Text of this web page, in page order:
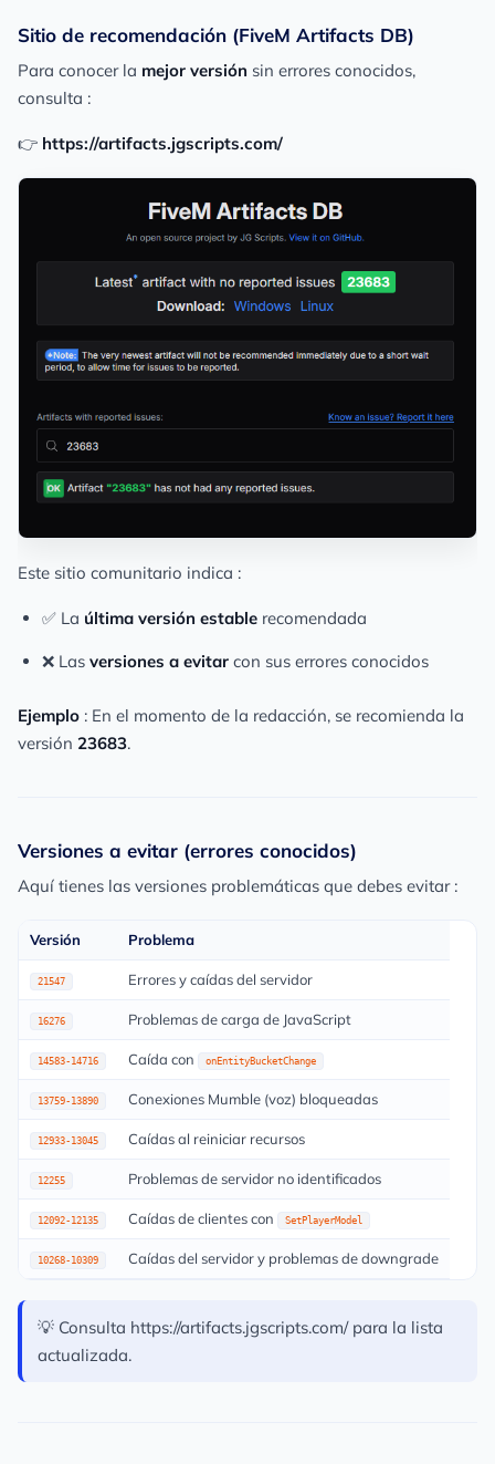
Sitio de recomendación (FiveM Artifacts DB)
Para conocer la mejor versión sin errores conocidos,
consulta :
👉 https://artifacts.jgscripts.com/
Este sitio comunitario indica :
✅ La última versión estable recomendada
❌ Las versiones a evitar con sus errores conocidos
Ejemplo : En el momento de la redacción, se recomienda la
versión 23683.
Versiones a evitar (errores conocidos)
Aquí tienes las versiones problemáticas que debes evitar :
Versión Problema
21547 Errores y caídas del servidor
16276 Problemas de carga de JavaScript
14583-14716 Caída con onEntityBucketChange
13759-13890 Conexiones Mumble (voz) bloqueadas
12933-13045 Caídas al reiniciar recursos
12255 Problemas de servidor no identificados
12092-12135 Caídas de clientes con SetPlayerModel
10268-10309 Caídas del servidor y problemas de downgrade
💡 Consulta https://artifacts.jgscripts.com/ para la lista
actualizada.